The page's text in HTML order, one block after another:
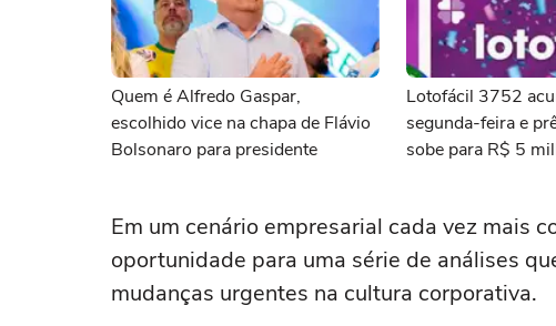
Quem é Alfredo Gaspar,
escolhido vice na chapa de Flávio
Bolsonaro para presidente
Lotofácil 3752
segunda-feira e
sobe para R$ 5
Em um cenário empresarial cada vez mais
oportunidade para uma série de análises
mudanças urgentes na cultura corporativa.